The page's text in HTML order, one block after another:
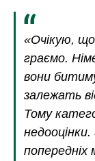
«Очікую,
граємо.
вони
залежать
Тому